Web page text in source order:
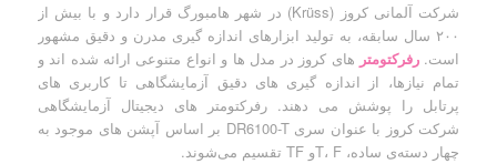
شرکت آلمانی کروز (Krüss) در شهر هامبورگ قرار دارد و با بیش از
۲۰۰ سال سابقه، به تولید ابزارهای اندازه گیری مدرن و دقیق مشهور
است.رفرکتومتر های کروز در مدل ها و انواع متنوعی ارائه شده اند و
تمام نیازها، از اندازه گیری های دقیق آزمایشگاهی تا کاربری های
پرتابل را پوشش می دهند. رفرکتومتر های دیجیتال آزمایشگاهی
شرکت کروز با عنوان سری DR6100-T بر اساس آپشن های موجود به
چهار دسته‌ی ساده، T، Fو TF تقسیم می‌شوند.